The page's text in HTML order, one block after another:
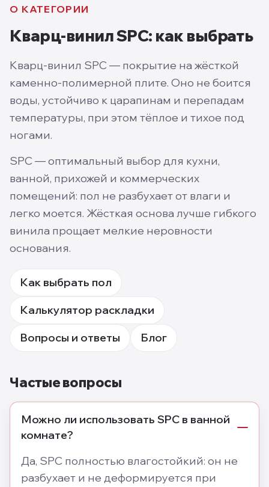
О КАТЕГОРИИ
Кварц-винил SPC: как выбрать
Кварц-винил SPC — покрытие на жёсткой
каменно-полимерной плите. Оно не боится
воды, устойчиво к царапинам и перепадам
температуры, при этом тёплое и тихое под
ногами.
SPC — оптимальный выбор для кухни,
ванной, прихожей и коммерческих
помещений: пол не разбухает от влаги и
легко моется. Жёсткая основа лучше гибкого
винила прощает мелкие неровности
основания.
Как выбрать пол
Калькулятор раскладки
Вопросы и ответы
Блог
Частые вопросы
Можно ли использовать SPC в ванной
комнате?
Да, SPC полностью влагостойкий: он не
разбухает и не деформируется при